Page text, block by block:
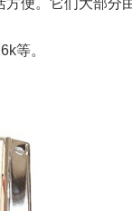
便。它们大部分
等。